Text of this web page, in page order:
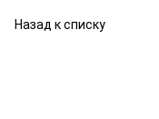
Назад к списку